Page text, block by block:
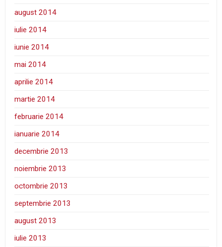
august 2014
iulie 2014
iunie 2014
mai 2014
aprilie 2014
martie 2014
februarie 2014
ianuarie 2014
decembrie 2013
noiembrie 2013
octombrie 2013
septembrie 2013
august 2013
iulie 2013